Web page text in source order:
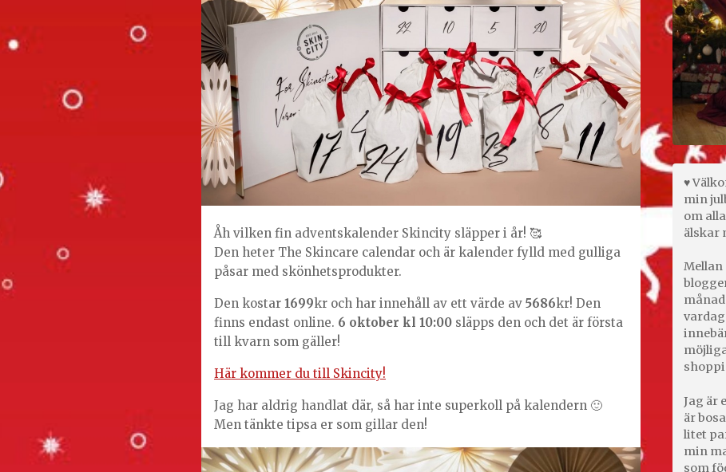
Åh vilken fin adventskalender Skincity släpper i år! 🥰
Den heter The Skincare calendar och är kalender fylld med gulliga
påsar med skönhetsprodukter.
Den kostar 1699kr och har innehåll av ett värde av 5686kr! Den
finns endast online. 6 oktober kl 10:00 släpps den och det är första
till kvarn som gäller!
Här kommer du till Skincity!
Jag har aldrig handlat där, så har inte superkoll på kalendern 🙂
Men tänkte tipsa er som gillar den!
♥
min
om
älskar
Mellan
Jag är
är
litet
min
som